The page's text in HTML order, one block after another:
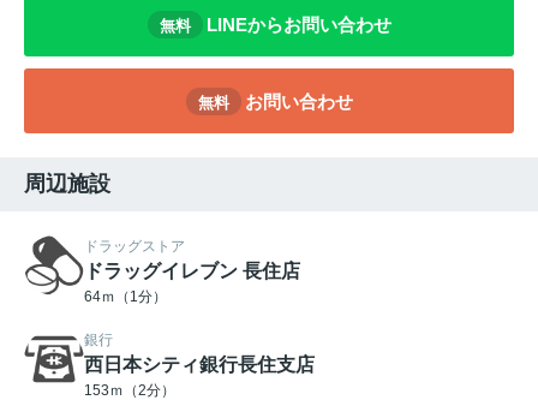
無料 LINEからお問い合わせ
無料 お問い合わせ
周辺施設
ドラッグストア
ドラッグイレブン 長住店
64ｍ（1分）
銀行
西日本シティ銀行長住支店
153ｍ（2分）